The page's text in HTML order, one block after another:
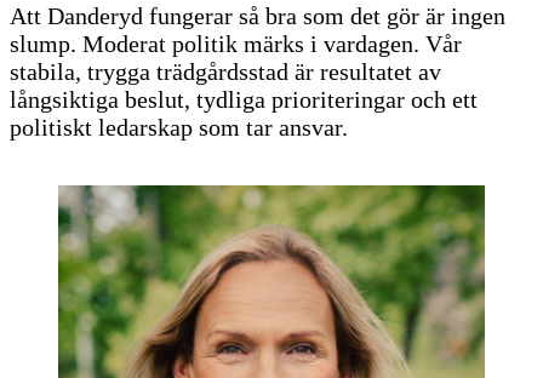
Att Danderyd fungerar så bra som det gör är ingen
slump. Moderat politik märks i vardagen. Vår
stabila, trygga trädgårdsstad är resultatet av
långsiktiga beslut, tydliga prioriteringar och ett
politiskt ledarskap som tar ansvar.